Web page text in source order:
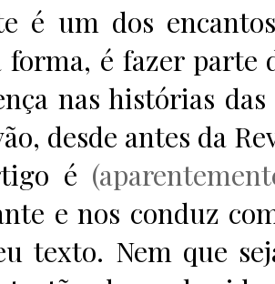
é um dos
forma, é fazer parte
nas histórias
desde antes da
é
e nos conduz
texto. Nem que